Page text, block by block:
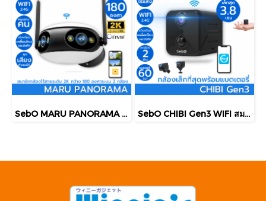
SebO MARU PANORAMA สมาร์ทกล้องวงจรปิดไวไฟ+แลน กว้างสุด 180องศา คมชัด 2K ONVIF ไซเลน ดูสดและย้อนหลังบนแอพ SebO CHIBI Gen3 WIFI สมาร์ทกล้องจิ๋วไร้สายพร้อมแบตเตอรี่ คมชัดระดับ FullHD เล็กเพียง 3.8cm พร้อมอินฟราไร้แสง